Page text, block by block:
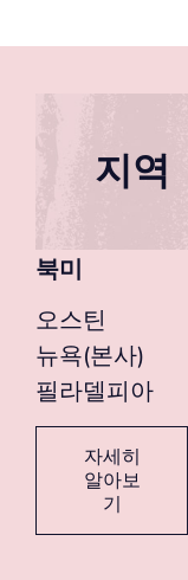
지역
북미
오스틴
뉴욕(본사)
필라델피아
자세히
알아보
기